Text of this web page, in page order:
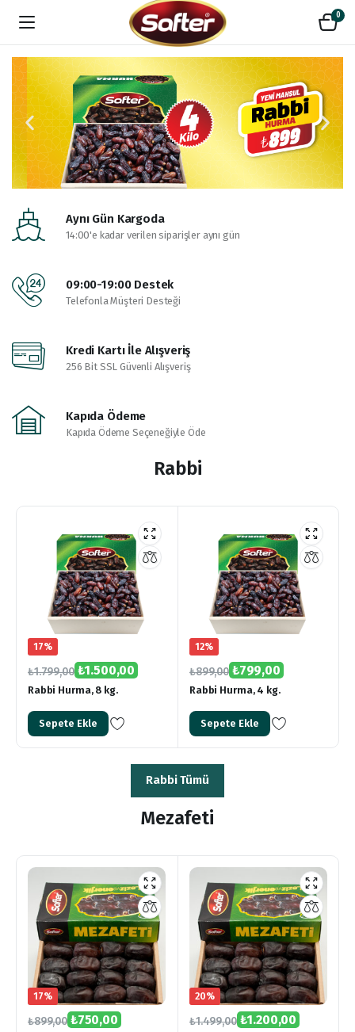
0
Aynı Gün Kargoda
14:00'e kadar verilen siparişler aynı gün
09:00-19:00 Destek
Telefonla Müşteri Desteği
Kredi Kartı İle Alışveriş
256 Bit SSL Güvenli Alışveriş
Kapıda Ödeme
Kapıda Ödeme Seçeneğiyle Öde
Rabbi
17%
₺1.799,00 ₺1.500,00
Rabbi Hurma, 8 kg.
Sepete Ekle
12%
₺899,00 ₺799,00
Rabbi Hurma, 4 kg.
Sepete Ekle
Rabbi Tümü
Mezafeti
17%
₺899,00 ₺750,00
20%
₺1.499,00 ₺1.200,00